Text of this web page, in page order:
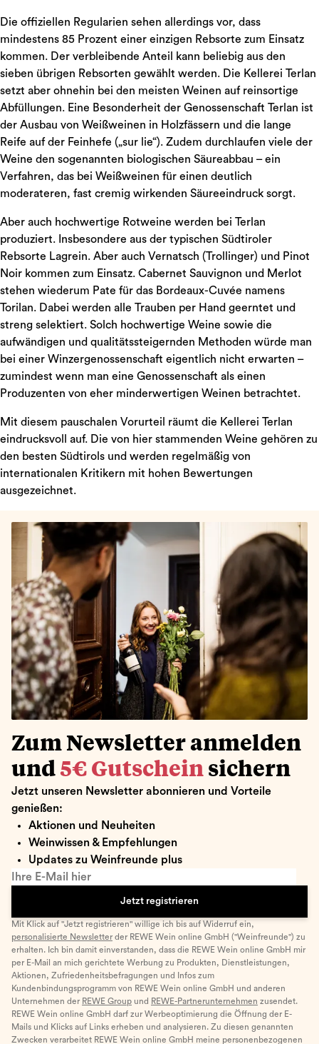
Die offiziellen Regularien sehen allerdings vor, dass
mindestens 85 Prozent einer einzigen Rebsorte zum Einsatz
kommen. Der verbleibende Anteil kann beliebig aus den
sieben übrigen Rebsorten gewählt werden. Die Kellerei Terlan
setzt aber ohnehin bei den meisten Weinen auf reinsortige
Abfüllungen. Eine Besonderheit der Genossenschaft Terlan ist
der Ausbau von Weißweinen in Holzfässern und die lange
Reife auf der Feinhefe („sur lie“). Zudem durchlaufen viele der
Weine den sogenannten biologischen Säureabbau – ein
Verfahren, das bei Weißweinen für einen deutlich
moderateren, fast cremig wirkenden Säureeindruck sorgt.
Aber auch hochwertige Rotweine werden bei Terlan
produziert. Insbesondere aus der typischen Südtiroler
Rebsorte Lagrein. Aber auch Vernatsch (Trollinger) und Pinot
Noir kommen zum Einsatz. Cabernet Sauvignon und Merlot
stehen wiederum Pate für das Bordeaux-Cuvée namens
Torilan. Dabei werden alle Trauben per Hand geerntet und
streng selektiert. Solch hochwertige Weine sowie die
aufwändigen und qualitätssteigernden Methoden würde man
bei einer Winzergenossenschaft eigentlich nicht erwarten –
zumindest wenn man eine Genossenschaft als einen
Produzenten von eher minderwertigen Weinen betrachtet.
Mit diesem pauschalen Vorurteil räumt die Kellerei Terlan
eindrucksvoll auf. Die von hier stammenden Weine gehören zu
den besten Südtirols und werden regelmäßig von
internationalen Kritikern mit hohen Bewertungen
ausgezeichnet.
Zum Newsletter anmelden
und 5€ Gutschein sichern
Jetzt unseren Newsletter abonnieren und Vorteile
genießen:
Aktionen und Neuheiten
Weinwissen & Empfehlungen
Updates zu Weinfreunde plus
Ihre E-Mail hier
Jetzt registrieren
Mit Klick auf "Jetzt registrieren" willige ich bis auf Widerruf ein,
personalisierte Newsletter der REWE Wein online GmbH ("Weinfreunde") zu
erhalten. Ich bin damit einverstanden, dass die REWE Wein online GmbH mir
per E-Mail an mich gerichtete Werbung zu Produkten, Dienstleistungen,
Aktionen, Zufriedenheitsbefragungen und Infos zum
Kundenbindungsprogramm von REWE Wein online GmbH und anderen
Unternehmen der REWE Group und REWE-Partnerunternehmen zusendet.
REWE Wein online GmbH darf zur Werbeoptimierung die Öffnung der E-
Mails und Klicks auf Links erheben und analysieren. Zu diesen genannten
Zwecken verarbeitet REWE Wein online GmbH meine personenbezogenen